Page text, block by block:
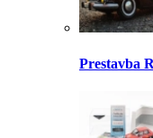
Prestavba